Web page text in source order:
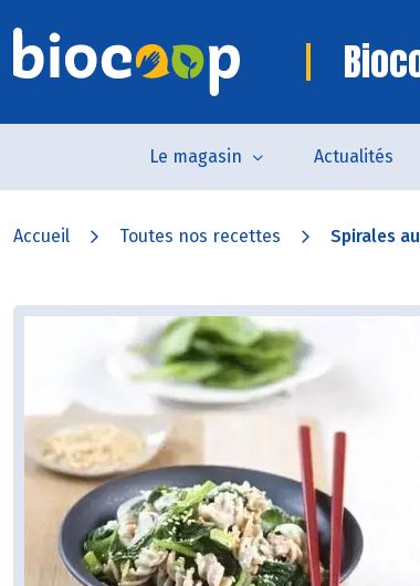
Le magasin Actualités
Accueil Toutes nos recettes Spirales